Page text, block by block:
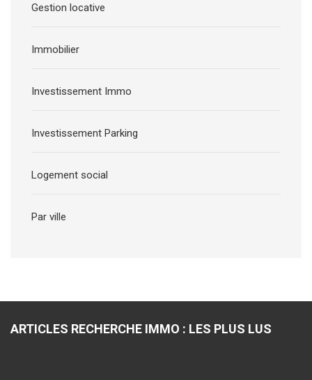
Gestion locative
Immobilier
Investissement Immo
Investissement Parking
Logement social
Par ville
ARTICLES RECHERCHE IMMO : LES PLUS LUS